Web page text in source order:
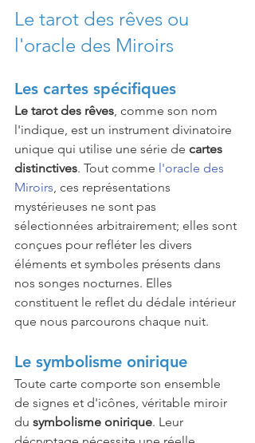
Le tarot des rêves ou
l'oracle des Miroirs
Les cartes spécifiques
Le tarot des rêves , comme son nom
l'indique, est un instrument divinatoire
unique qui utilise une série de cartes
distinctives. Tout comme l'oracle des
Miroirs , ces représentations
mystérieuses ne sont pas
sélectionnées arbitrairement; elles sont
conçues pour refléter les divers
éléments et symboles présents dans
nos songes nocturnes. Elles
constituent le reflet du dédale intérieur
que nous parcourons chaque nuit.
Le symbolisme onirique
Toute carte comporte son ensemble
de signes et d'icônes, véritable miroir
du symbolisme onirique. Leur